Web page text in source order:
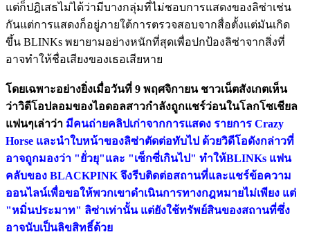
แต่ก็ปฎิเสธไม่ได้ว่ามีบางกลุ่มที่ไม่ชอบการแสดงของลิซ่าเช่น
กันแต่การแสดงก็อยู่ภายใต้การตรวจสอบจากสื่อตั้งแต่มันเกิด
ขึ้น BLINKs พยายามอย่างหนักที่สุดเพื่อปกป้องลิซ่าจากสิ่งที่
อาจทําให้ชื่อเสียงของเธอเสียหาย
โดยเฉพาะอย่างยิ่งเมื่อวันที่ 9 พฤศจิกายน ชาวเน็ตสังเกตเห็น
ว่าวิดีโอปลอมของไอดอลสาวกําลังถูกแชร์ว่อนในโลกโซเชียล
แฟนๆเล่าว่า มีคนถ่ายคลิปเก่าจากการแสดง รายการ Crazy
Horse และนำใบหน้าของลิซ่าตัดต่อทับไป ด้วยวิดีโอดังกล่าวที่
อาจถูกมองว่า "ยั่วยุ"และ "เซ็กซี่เกินไป" ทำให้BLINKs แฟน
คลับของ BLACKPINK จึงรีบติดต่อสถานที่และแชร์ข้อความ
ออนไลน์เพื่อขอให้พวกเขาดําเนินการทางกฎหมายไม่เพียง แต่
"หมิ่นประมาท" ลิซ่าเท่านั้น แต่ยังใช้ทรัพย์สินของสถานที่ซึ่ง
อาจนับเป็นลิขสิทธิ์ด้วย